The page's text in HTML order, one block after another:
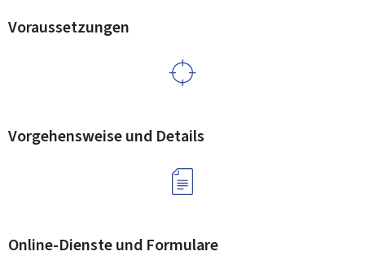
Voraussetzungen
Vorgehensweise und Details
Online-Dienste und Formulare